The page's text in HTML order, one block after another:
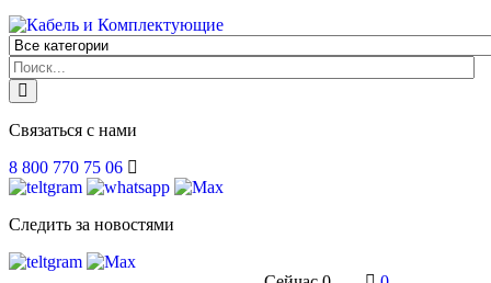
Связаться с нами
8 800 770 75 06
Следить за новостями